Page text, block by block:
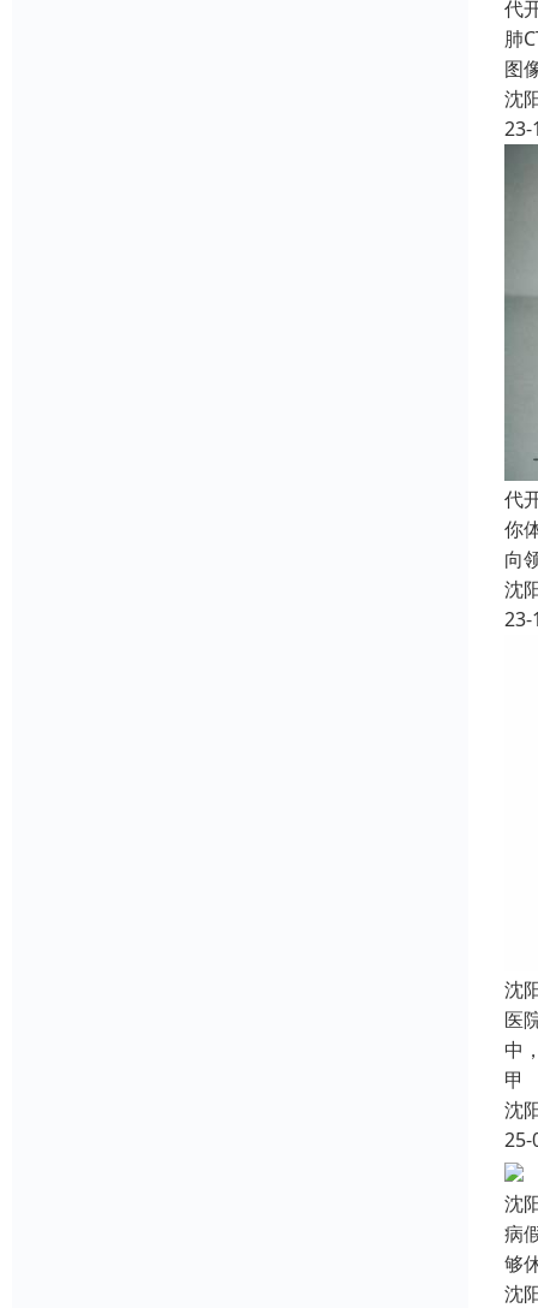
代
肺
图
沈
23-
代
你
向
沈
23-
沈
医
中
甲
沈
25-
沈
病
够
沈